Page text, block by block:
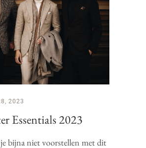
2023
Essentials 2023
bijna niet voorstellen met dit